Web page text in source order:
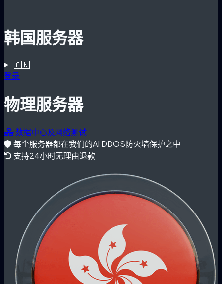
韩国服务器
🇨🇳
登录
物理服务器
数据中心及网络测试
每个服务器都在我们的AI DDOS防火墙保护之中
支持24小时无理由退款